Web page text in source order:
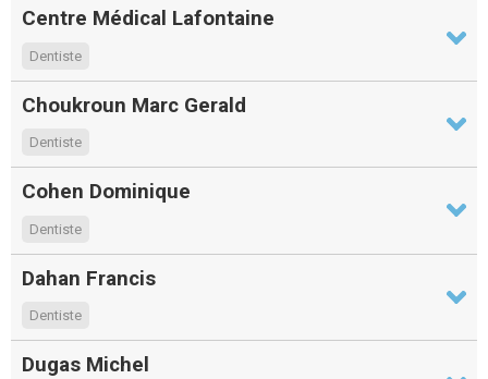
Centre Médical Lafontaine
Dentiste
Choukroun Marc Gerald
Dentiste
Cohen Dominique
Dentiste
Dahan Francis
Dentiste
Dugas Michel